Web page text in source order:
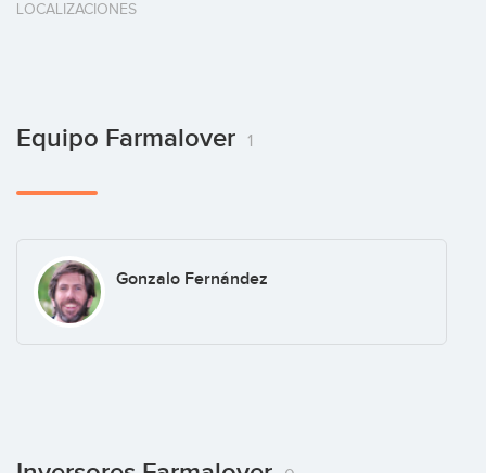
LOCALIZACIONES
Equipo Farmalover 1
Gonzalo Fernández